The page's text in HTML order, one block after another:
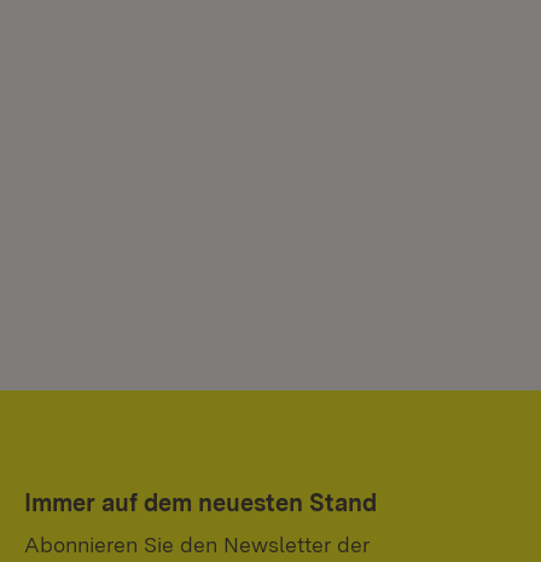
Immer auf dem neuesten Stand
Abonnieren Sie den Newsletter der